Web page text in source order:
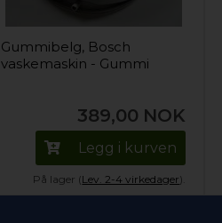
Gummibelg, Bosch
vaskemaskin - Gummi
389,00 NOK
Legg i kurven
På lager (Lev. 2-4 virkedager).